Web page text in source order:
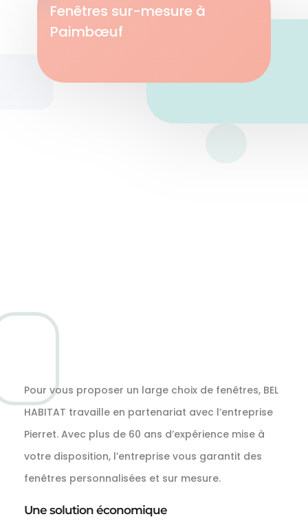
Fenêtres sur-mesure à
Paimbœuf
Pour vous proposer un large choix de fenêtres, BEL
HABITAT travaille en partenariat avec l’entreprise
Pierret. Avec plus de 60 ans d’expérience mise à
votre disposition, l’entreprise vous garantit des
fenêtres personnalisées et sur mesure.
Une solution économique